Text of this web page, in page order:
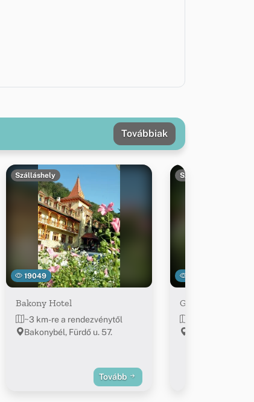
Továbbiak
19049
Szálláshely
Bakony Hotel
~3 km-re a rendezvénytől
Bakonybél, Fürdő u. 57.
Tovább
Szálláshely
Gerence Fogadó